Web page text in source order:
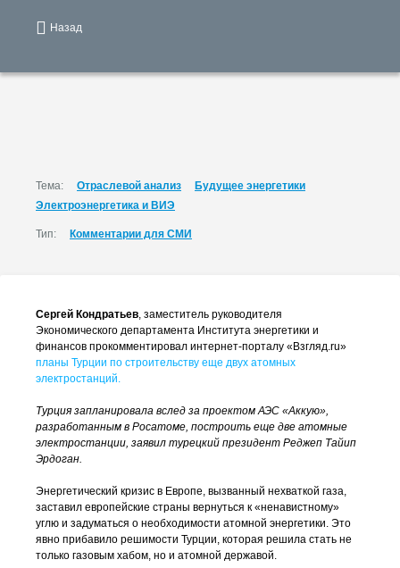
Назад
Тема: Отраслевой анализ
Будущее энергетики
Электроэнергетика и ВИЭ
Тип: Комментарии для СМИ
Сергей Кондратьев, заместитель руководителя
Экономического департамента Института энергетики и
финансов прокомментировал интернет-порталу «Взгляд.ru»
планы Турции по строительству еще двух атомных
электростанций.
Турция запланировала вслед за проектом АЭС «Аккую»,
разработанным в Росатоме, построить еще две атомные
электростанции, заявил турецкий президент Реджеп Тайип
Эрдоган.
Энергетический кризис в Европе, вызванный нехваткой газа,
заставил европейские страны вернуться к «ненавистному»
углю и задуматься о необходимости атомной энергетики. Это
явно прибавило решимости Турции, которая решила стать не
только газовым хабом, но и атомной державой.